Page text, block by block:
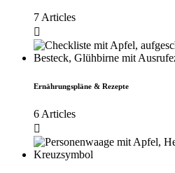
7 Articles
Ernährungspläne & Rezepte
6 Articles